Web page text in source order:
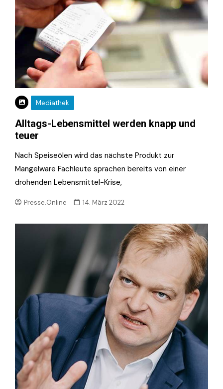
Mediathek
Alltags-Lebensmittel werden knapp und
teuer
Nach Speiseölen wird das nächste Produkt zur
Mangelware Fachleute sprachen bereits von einer
drohenden Lebensmittel-Krise,
Presse.Online 14. März 2022